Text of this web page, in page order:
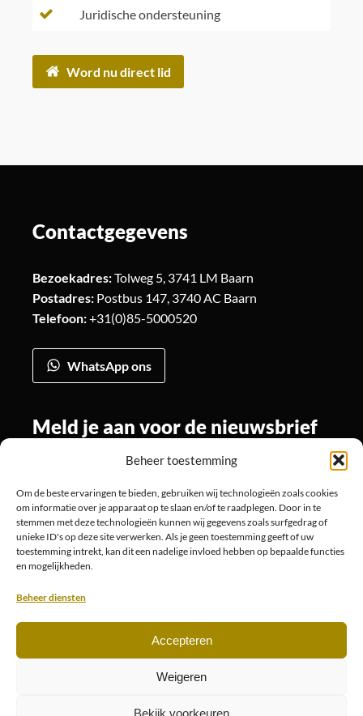
Beheer toestemming
Om de beste ervaringen te bieden, gebruiken wij technologieën zoals cookies
om informatie over je apparaat op te slaan en/of te raadplegen. Door in te
stemmen met deze technologieën kunnen wij gegevens zoals surfgedrag of
unieke ID's op deze site verwerken. Als je geen toestemming geeft of uw
toestemming intrekt, kan dit een nadelige invloed hebben op bepaalde functies
en mogelijkheden.
Beheer diensten
Accepteren
Weigeren
Bekijk voorkeuren
Juridische ondersteuning
Word nu direct lid
Contactgegevens
Bezoekadres:Tolweg 5, 3741 LM Baarn
Postadres: Postbus 147, 3740 AC Baarn
Telefoon:+31(0)85-5000520
WhatsApp ons
Meld je aan voor de nieuwsbrief
Volg ons
© 2026 Website is ontwikkeld door Designotive